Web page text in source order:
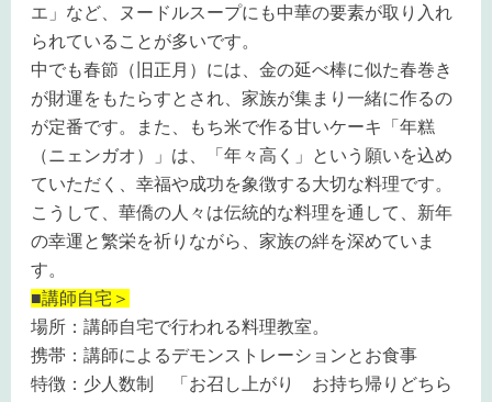
エ」など、ヌードルスープにも中華の要素が取り入れ
られていることが多いです。
中でも春節（旧正月）には、金の延べ棒に似た春巻き
が財運をもたらすとされ、家族が集まり一緒に作るの
が定番です。また、もち米で作る甘いケーキ「年糕
（ニェンガオ）」は、「年々高く」という願いを込め
ていただく、幸福や成功を象徴する大切な料理です。
こうして、華僑の人々は伝統的な料理を通して、新年
の幸運と繁栄を祈りながら、家族の絆を深めていま
す。
■講師自宅＞
場所：講師自宅で行われる料理教室。
携帯：講師によるデモンストレーションとお食事
特徴：少人数制 「お召し上がり お持ち帰りどちら